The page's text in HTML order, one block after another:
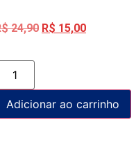
24,90 R$ 15,00
Adicionar ao carrinho